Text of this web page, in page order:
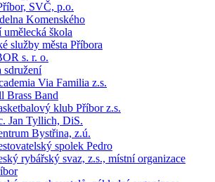
SVČ, p.o.
Komenského
umělecká škola
služby města Příbora
s. r. o.
sdružení
Via Familia z.s.
Brass Band
klub Příbor z.s.
Jan Tyllich, DiS.
Bystřina, z.ú.
spolek Pedro
rybářský svaz, z.s., místní organizace